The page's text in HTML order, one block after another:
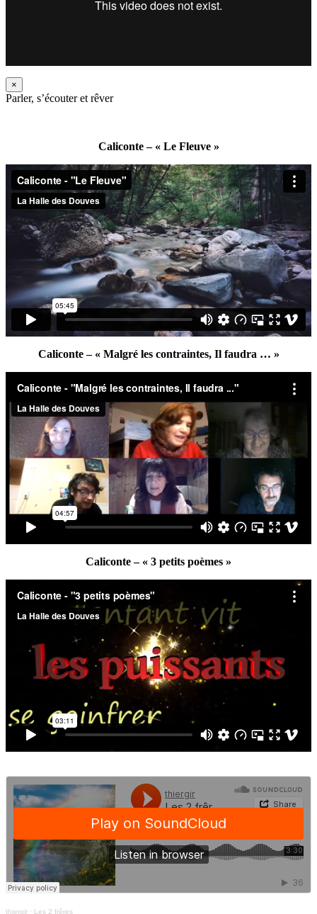
×
Parler, s’écouter et rêver
Caliconte – « Le Fleuve »
Caliconte – « Malgré les contraintes, Il faudra … »
Caliconte – « 3 petits poèmes »
thiergir · Les 2 frêres